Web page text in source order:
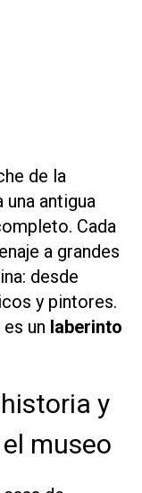
de la
una antigua
Cada
a grandes
desde
y pintores.
un laberinto
y
museo